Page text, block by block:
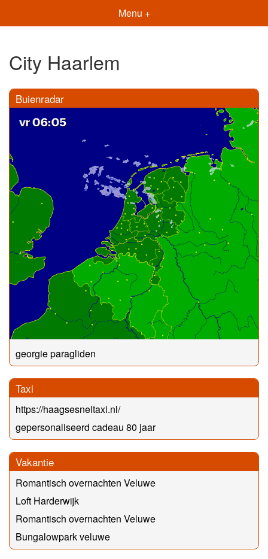
Menu +
City Haarlem
Buienradar
georgie paragliden
Taxi
https://haagsesneltaxi.nl/
gepersonaliseerd cadeau 80 jaar
Vakantie
Romantisch overnachten Veluwe
Loft Harderwijk
Romantisch overnachten Veluwe
Bungalowpark veluwe